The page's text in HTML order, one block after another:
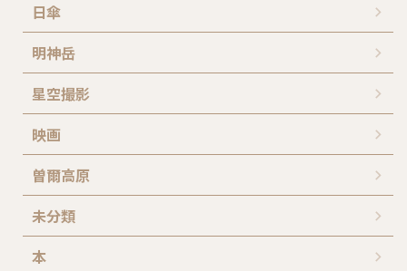
日傘
明神岳
星空撮影
映画
曽爾高原
未分類
本